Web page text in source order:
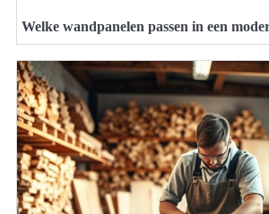
Welke wandpanelen passen in een